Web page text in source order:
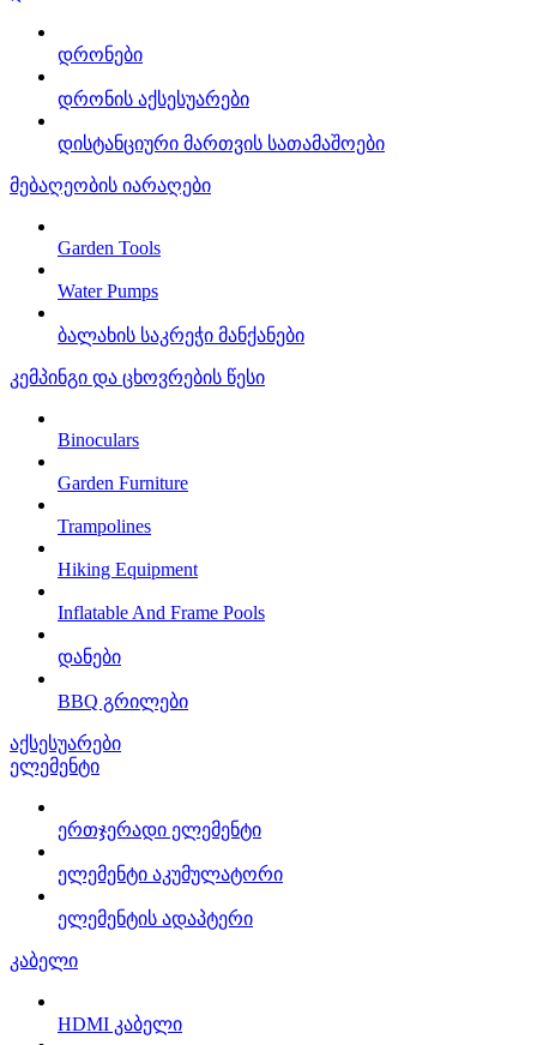
დრონები
დრონის აქსესუარები
დისტანციური მართვის სათამაშოები
მებაღეობის იარაღები
Garden Tools
Water Pumps
ბალახის საკრეჭი მანქანები
კემპინგი და ცხოვრების წესი
Binoculars
Garden Furniture
Trampolines
Hiking Equipment
Inflatable And Frame Pools
დანები
BBQ გრილები
აქსესუარები
ელემენტი
ერთჯერადი ელემენტი
ელემენტი აკუმულატორი
ელემენტის ადაპტერი
კაბელი
HDMI კაბელი